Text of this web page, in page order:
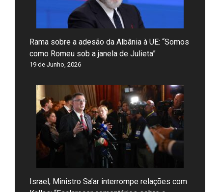
Rama sobre a adesão da Albânia à UE: “Somos
como Romeu sob a janela de Julieta”
19 de Junho, 2026
Israel, Ministro Sa’ar interrompe relações com